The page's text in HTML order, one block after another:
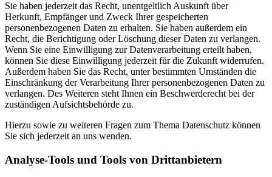
Sie haben jederzeit das Recht, unentgeltlich Auskunft über
Herkunft, Empfänger und Zweck Ihrer gespeicherten
personenbezogenen Daten zu erhalten. Sie haben außerdem ein
Recht, die Berichtigung oder Löschung dieser Daten zu verlangen.
Wenn Sie eine Einwilligung zur Datenverarbeitung erteilt haben,
können Sie diese Einwilligung jederzeit für die Zukunft widerrufen.
Außerdem haben Sie das Recht, unter bestimmten Umständen die
Einschränkung der Verarbeitung Ihrer personenbezogenen Daten zu
verlangen. Des Weiteren steht Ihnen ein Beschwerderecht bei der
zuständigen Aufsichtsbehörde zu.
Hierzu sowie zu weiteren Fragen zum Thema Datenschutz können
Sie sich jederzeit an uns wenden.
Analyse-Tools und Tools von Dritt­anbietern